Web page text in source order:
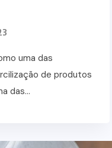
uma das
de produtos
das...